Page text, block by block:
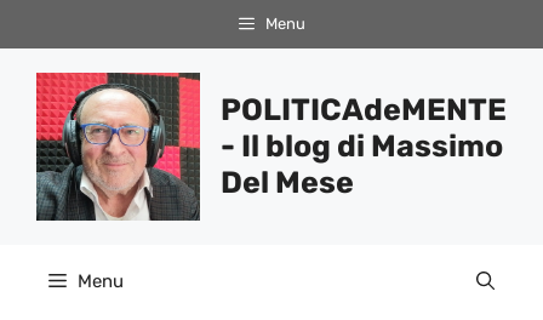
al
contenuto
Menu
POLITICAdeMENTE
- Il blog di Massimo
Del Mese
Menu